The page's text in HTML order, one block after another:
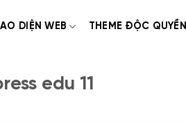
DIỆN WEB THEME ĐỘC QUYỀN
edu 11